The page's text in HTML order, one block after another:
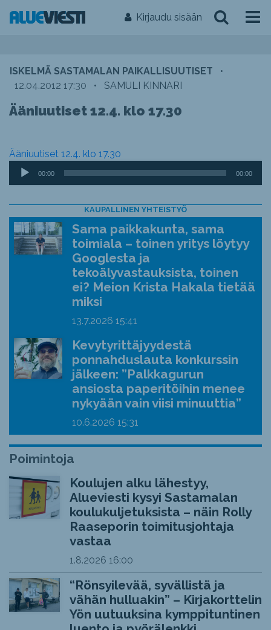
Kirjaudu sisään
ISKELMÄ SASTAMALAN PAIKALLISUUTISET
•
12.04.2012 17:30
• SAMULI KINNARI
Ääniuutiset 12.4. klo 17.30
Ääniuutiset 12.4. klo 17.30
Äänitoistin
00:00 00:00
KAUPALLINEN YHTEISTYÖ
Sama paikkakunta, sama
toimiala – toinen yritys löytyy
Googlesta ja
tekoälyvastauksista, toinen
ei? Meion Krista Hakala tietää
miksi
13.7.2026 15:41
Kevytyrittäjyydestä
ponnahduslauta konkurssin
jälkeen: ”Palkkagurun
ansiosta paperitöihin menee
nykyään vain viisi minuuttia”
10.6.2026 15:31
Poimintoja
Koulujen alku lähestyy,
Alueviesti kysyi Sastamalan
koulukuljetuksista – näin Rolly
Raaseporin toimitusjohtaja
vastaa
1.8.2026 16:00
“Rönsyilevää, syvällistä ja
vähän hulluakin” – Kirjakorttelin
Yön uutuuksina kymppituntinen